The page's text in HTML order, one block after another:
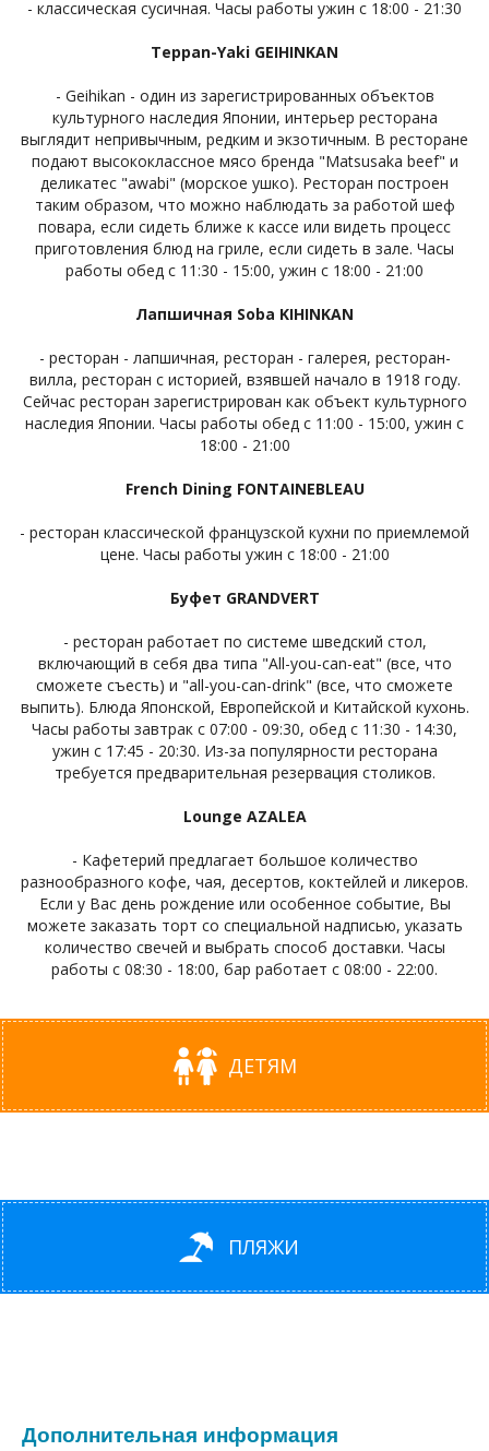
- классическая сусичная. Часы работы ужин с 18:00 - 21:30
Teppan-Yaki GEIHINKAN
- Geihikan - один из зарегистрированных объектов
культурного наследия Японии, интерьер ресторана
выглядит непривычным, редким и экзотичным. В ресторане
подают высококлассное мясо бренда "Matsusaka beef" и
деликатес "awabi" (морское ушко). Ресторан построен
таким образом, что можно наблюдать за работой шеф
повара, если сидеть ближе к кассе или видеть процесс
приготовления блюд на гриле, если сидеть в зале. Часы
работы обед с 11:30 - 15:00, ужин с 18:00 - 21:00
Лапшичная Soba KIHINKAN
- ресторан - лапшичная, ресторан - галерея, ресторан-
вилла, ресторан с историей, взявшей начало в 1918 году.
Сейчас ресторан зарегистрирован как объект культурного
наследия Японии. Часы работы обед с 11:00 - 15:00, ужин с
18:00 - 21:00
French Dining FONTAINEBLEAU
- ресторан классической французской кухни по приемлемой
цене. Часы работы ужин с 18:00 - 21:00
Буфет GRANDVERT
- ресторан работает по системе шведский стол,
включающий в себя два типа "All-you-can-eat" (все, что
сможете съесть) и "all-you-can-drink" (все, что сможете
выпить). Блюда Японской, Европейской и Китайской кухонь.
Часы работы завтрак с 07:00 - 09:30, обед с 11:30 - 14:30,
ужин с 17:45 - 20:30. Из-за популярности ресторана
требуется предварительная резервация столиков.
Lounge AZALEA
- Кафетерий предлагает большое количество
разнообразного кофе, чая, десертов, коктейлей и ликеров.
Если у Вас день рождение или особенное событие, Вы
можете заказать торт со специальной надписью, указать
количество свечей и выбрать способ доставки. Часы
работы с 08:30 - 18:00, бар работает с 08:00 - 22:00.
ДЕТЯМ
ПЛЯЖИ
Дополнительная информация